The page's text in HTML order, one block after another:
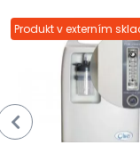
Produkt v externím